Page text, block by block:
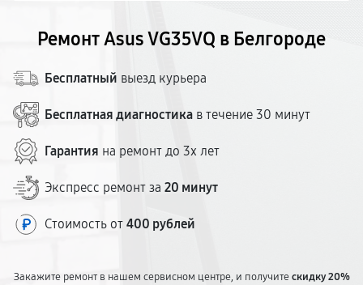
Ремонт Asus VG35VQ в Белгороде
Бесплатный выезд курьера
Бесплатная диагностика в течение 30 минут
Гарантия на ремонт до 3х лет
Экспресс ремонт за 20 минут
Стоимость от 400 рублей
Закажите ремонт в нашем сервисном центре, и получитескидку 20%